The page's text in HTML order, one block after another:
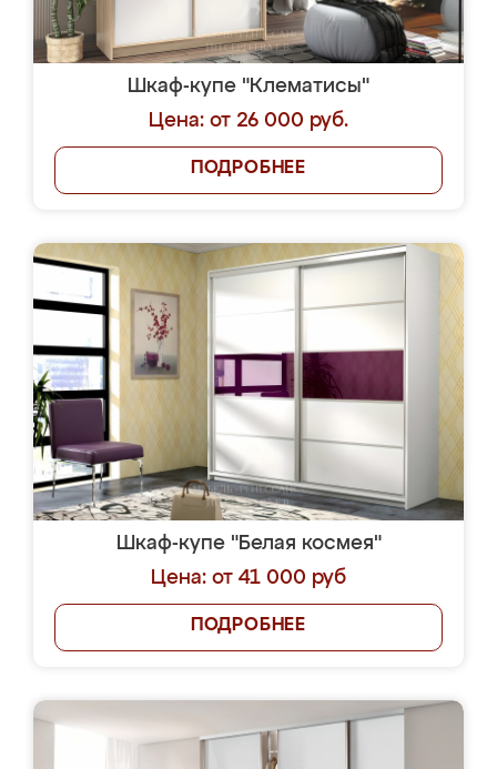
Шкаф-купе "Клематисы"
Цена: от 26 000 руб.
ПОДРОБНЕЕ
Шкаф-купе "Белая космея"
Цена: от 41 000 руб
ПОДРОБНЕЕ